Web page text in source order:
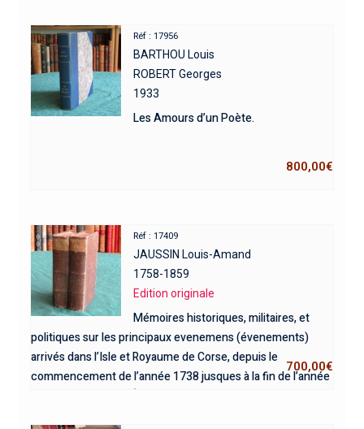
Réf : 17956
BARTHOU Louis
ROBERT Georges
1933
Les Amours d’un Poète.
800,00€
Réf : 17409
JAUSSIN Louis-Amand
1758-1859
Edition originale
Mémoires historiques, militaires, et
politiques sur les principaux evenemens (évenements)
arrivés dans l’Isle et Royaume de Corse, depuis le
commencement de l’année 1738 jusques à la fin de l’année
700,00€